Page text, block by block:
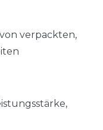
verpackten,